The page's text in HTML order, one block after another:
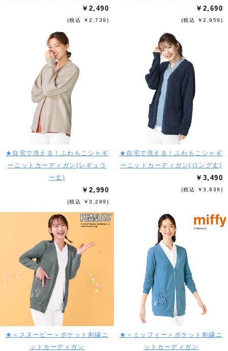
￥2,490
(税込 ￥2,739)
￥2,690
(税込 ￥2,959)
★自宅で洗える！ふわもこシャギ
ーニットカーディガン(レギュラ
ー丈)
￥2,990
(税込 ￥3,289)
★自宅で洗える！ふわもこシャギ
ーニットカーディガン(ロング丈)
￥3,490
(税込 ￥3,839)
★＜スヌーピー＞ポケット刺繍ニ
ットカーディガン
★＜ミッフィー＞ポケット刺繍ニ
ットカーディガン